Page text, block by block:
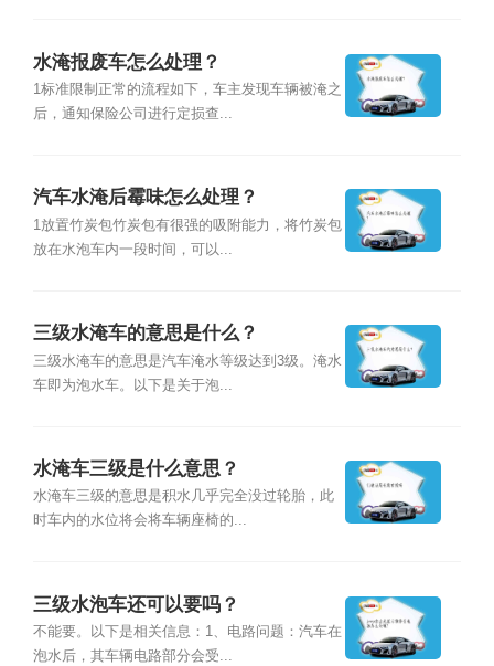
水淹报废车怎么处理？
1标准限制正常的流程如下，车主发现车辆被淹之
后，通知保险公司进行定损查...
汽车水淹后霉味怎么处理？
1放置竹炭包竹炭包有很强的吸附能力，将竹炭包
放在水泡车内一段时间，可以...
三级水淹车的意思是什么？
三级水淹车的意思是汽车淹水等级达到3级。淹水
车即为泡水车。以下是关于泡...
水淹车三级是什么意思？
水淹车三级的意思是积水几乎完全没过轮胎，此
时车内的水位将会将车辆座椅的...
三级水泡车还可以要吗？
不能要。以下是相关信息：1、电路问题：汽车在
泡水后，其车辆电路部分会受...